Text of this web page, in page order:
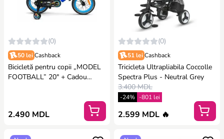
(0)
50 lei Cashback
Bicicletă pentru copii „MODEL
FOOTBALL” 20" + Cadou
2.490 MDL
(0)
51 lei Cashback
Tricicleta Ultrapliabila Coccolle
Spectra Plus - Neutral Grey
3.400 MDL
-24% -801 lei
2.599 MDL 🔥